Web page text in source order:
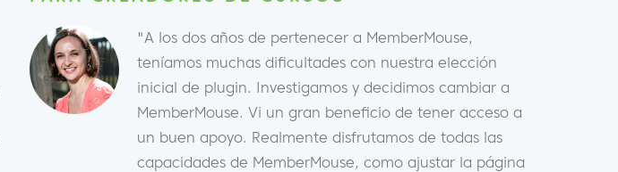
"A los dos años de pertenecer a MemberMouse,
teníamos muchas dificultades con nuestra elección
inicial de plugin. Investigamos y decidimos cambiar a
MemberMouse. Vi un gran beneficio de tener acceso a
un buen apoyo. Realmente disfrutamos de todas las
capacidades de MemberMouse, como ajustar la página